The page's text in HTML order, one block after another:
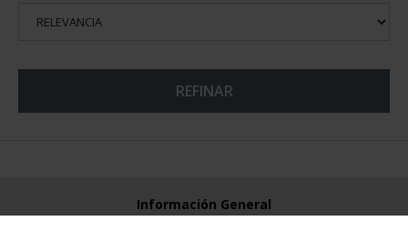
REFINAR
Información General